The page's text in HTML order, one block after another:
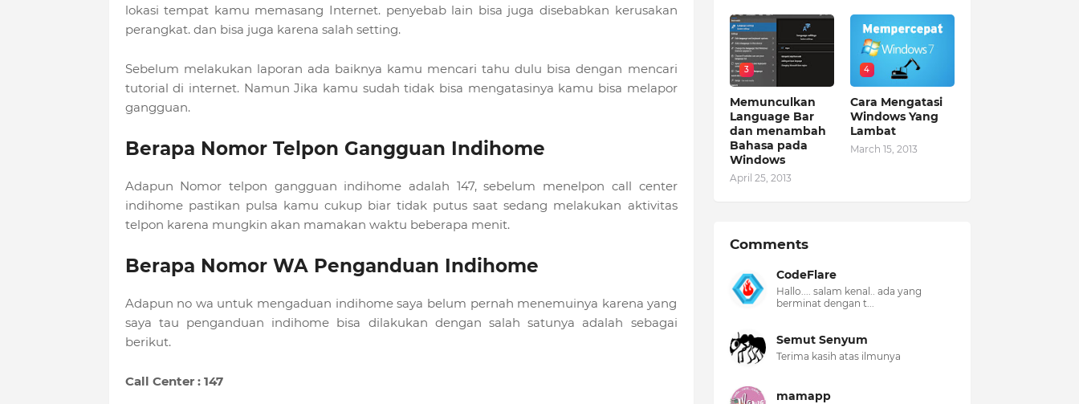
lokasi tempat kamu memasang Internet. penyebab lain bisa juga disebabkan kerusakan
perangkat. dan bisa juga karena salah setting.
Sebelum melakukan laporan ada baiknya kamu mencari tahu dulu bisa dengan mencari
tutorial di internet. Namun Jika kamu sudah tidak bisa mengatasinya kamu bisa melapor
gangguan.
Berapa Nomor Telpon Gangguan Indihome
Adapun Nomor telpon gangguan indihome adalah 147, sebelum menelpon call center
indihome pastikan pulsa kamu cukup biar tidak putus saat sedang melakukan aktivitas
telpon karena mungkin akan mamakan waktu beberapa menit.
Berapa Nomor WA Penganduan Indihome
Adapun no wa untuk mengaduan indihome saya belum pernah menemuinya karena yang
saya tau penganduan indihome bisa dilakukan dengan salah satunya adalah sebagai
berikut.
Call Center : 147
3
Memunculkan
Language Bar
dan menambah
Bahasa pada
Windows
April 25, 2013
4
Cara Mengatasi
Windows Yang
Lambat
March 15, 2013
Comments
CodeFlare
Hallo.... salam kenal.. ada yang
berminat dengan t...
Semut Senyum
Terima kasih atas ilmunya
mamapp